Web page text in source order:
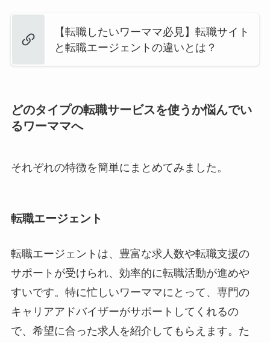
【転職したいワーママ必見】転職サイト
と転職エージェントの違いとは？
どのタイプの転職サービスを使うか悩んでい
るワーママへ
それぞれの特徴を簡単にまとめてみました。
転職エージェント
転職エージェントは、豊富な求人数や転職支援の
サポートが受けられ、効率的に転職活動が進めや
すいです。特に忙しいワーママにとって、専門の
キャリアアドバイザーがサポートしてくれるの
で、希望に合った求人を紹介してもらえます。た